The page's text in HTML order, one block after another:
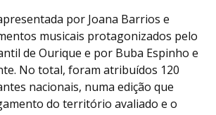
por Joana Barrios e
musicais protagonizados pelo
de Ourique e por Buba Espinho e
No total, foram atribuídos 120
nacionais, numa edição que
do território avaliado e o